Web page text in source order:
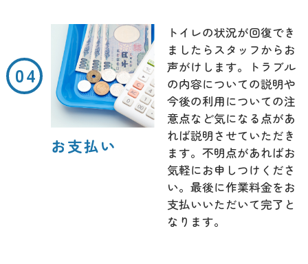
お支払い
トイレの状況が回復でき
ましたらスタッフからお
声がけします。トラブル
の内容についての説明や
今後の利用についての注
意点など気になる点があ
れば説明させていただき
ます。不明点があればお
気軽にお申しつけくださ
い。最後に作業料金をお
支払いいただいて完了と
なります。